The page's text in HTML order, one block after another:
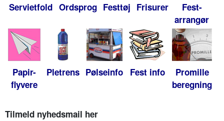
Servietfold Ordsprog Festtøj Frisurer
Fest-
arrangør
Papir-
flyvere
Pletrens Pølseinfo Fest info
Promille
beregning
Tilmeld nyhedsmail her